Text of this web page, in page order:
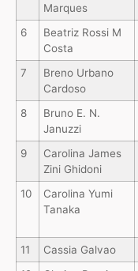
Marques
6
Beatriz Rossi M
Costa
7
Breno Urbano
Cardoso
8
Bruno E. N.
Januzzi
9
Carolina James
Zini Ghidoni
10
Carolina Yumi
Tanaka
11
Cassia Galvao